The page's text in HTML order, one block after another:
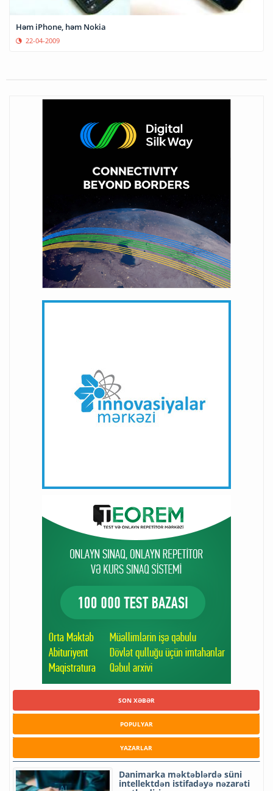
Həm iPhone, həm Nokia
22-04-2009
SON XƏBƏR
POPULYAR
YAZARLAR
Danimarka məktəblərdə süni
intellektdən istifadəyə nəzarəti